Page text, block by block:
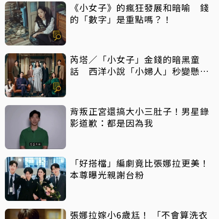
《小女子》的瘋狂發展和暗喻 錢
的「數字」是重點嗎？！
芮塔／「小女子」金錢的暗黑童
話 西洋小說「小婦人」秒變懸疑
背叛正宮還搞大小三肚子！男星錄
影道歉：都是因為我
「好搭檔」編劇竟比張娜拉更美！
本尊曝光親謝台粉
張娜拉嫁小6歲尪！ 「不會算洗衣